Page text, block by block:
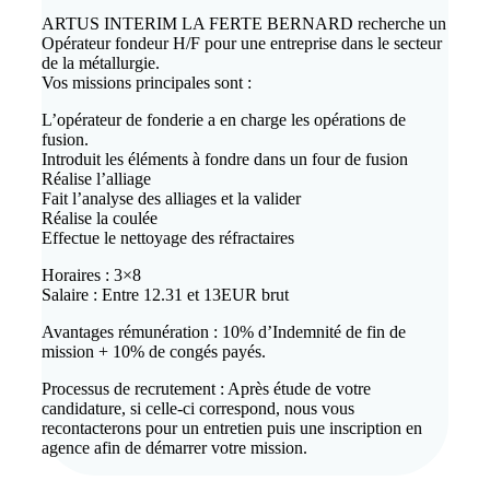
ARTUS INTERIM LA FERTE BERNARD recherche un
Opérateur fondeur H/F pour une entreprise dans le secteur
de la métallurgie.
Vos missions principales sont :
L’opérateur de fonderie a en charge les opérations de
fusion.
Introduit les éléments à fondre dans un four de fusion
Réalise l’alliage
Fait l’analyse des alliages et la valider
Réalise la coulée
Effectue le nettoyage des réfractaires
Horaires : 3×8
Salaire : Entre 12.31 et 13EUR brut
Avantages rémunération : 10% d’Indemnité de fin de
mission + 10% de congés payés.
Processus de recrutement : Après étude de votre
candidature, si celle-ci correspond, nous vous
recontacterons pour un entretien puis une inscription en
agence afin de démarrer votre mission.